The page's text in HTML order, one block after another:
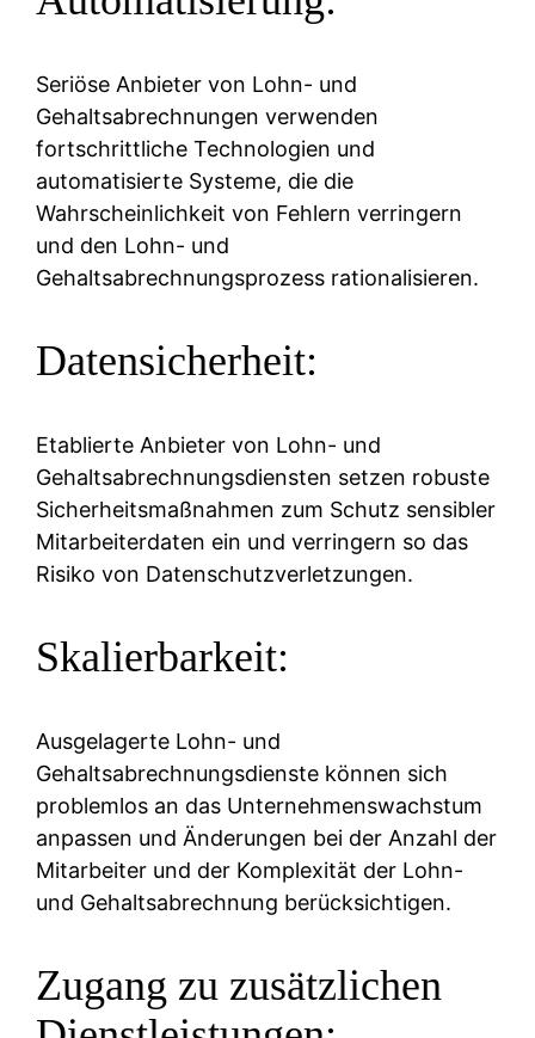
Seriöse Anbieter von Lohn- und
Gehaltsabrechnungen verwenden
fortschrittliche Technologien und
automatisierte Systeme, die die
Wahrscheinlichkeit von Fehlern verringern
und den Lohn- und
Gehaltsabrechnungsprozess rationalisieren.
Datensicherheit:
Etablierte Anbieter von Lohn- und
Gehaltsabrechnungsdiensten setzen robuste
Sicherheitsmaßnahmen zum Schutz sensibler
Mitarbeiterdaten ein und verringern so das
Risiko von Datenschutzverletzungen.
Skalierbarkeit:
Ausgelagerte Lohn- und
Gehaltsabrechnungsdienste können sich
problemlos an das Unternehmenswachstum
anpassen und Änderungen bei der Anzahl der
Mitarbeiter und der Komplexität der Lohn-
und Gehaltsabrechnung berücksichtigen.
Zugang zu zusätzlichen